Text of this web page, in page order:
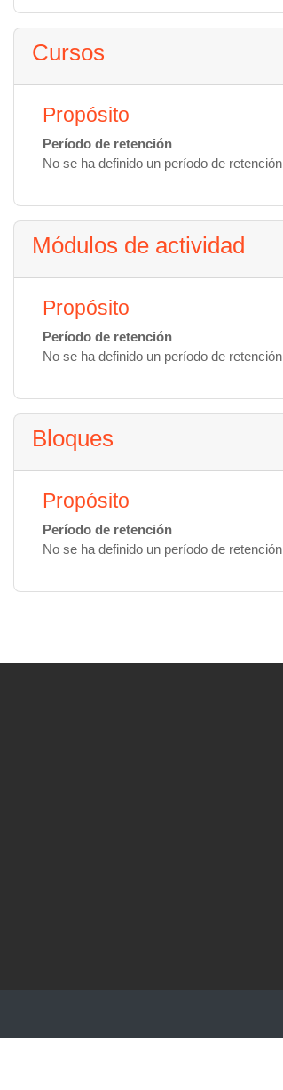
Cursos
Propósito
Período de retención
No se ha definido un período de retención
Módulos de actividad
Propósito
Período de retención
No se ha definido un período de retención
Bloques
Propósito
Período de retención
No se ha definido un período de retención